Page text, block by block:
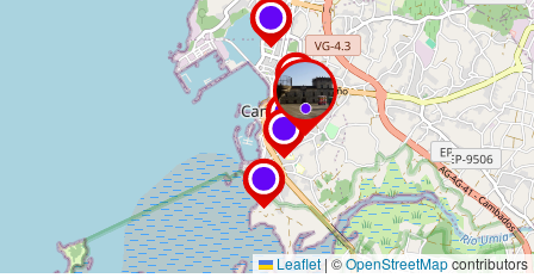
Leaflet| ©OpenStreetMapcontributors